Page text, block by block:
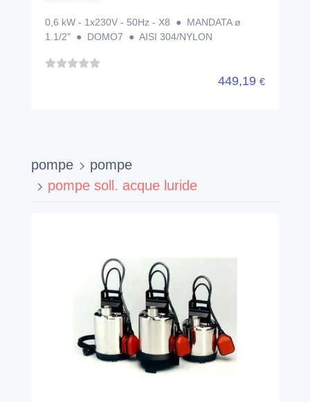
0,6 kW - 1x230V - 50Hz - X8 ● MANDATA ø
1.1/2" ● DOMO7 ● AISI 304/NYLON
449,19 €
pompe
pompe
pompe soll. acque luride